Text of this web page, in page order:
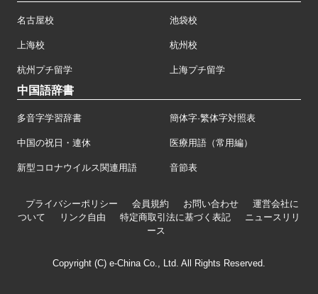
名古屋校 池袋校
上海校 杭州校
杭州プチ留学 上海プチ留学
中国語辞書
多音字学習辞書 簡体字·繁体字対照表
中国の祝日・連休 医療用語（常用編）
新型コロナウイルス関連用語 音節表
プライバシーポリシー 会員規約 お問い合わせ
運営会社に
ついて
リンク自由 特定商取引法に基づく表記
ニュースリリ
ース
Copyright (C) e-China Co., Ltd. All Rights Reserved.